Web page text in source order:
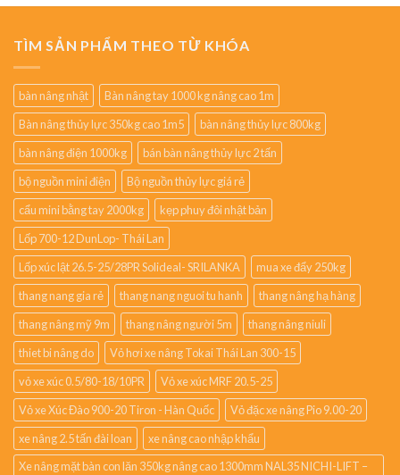
TÌM SẢN PHẨM THEO TỪ KHÓA
bàn nâng nhật
Bàn nâng tay 1000 kg nâng cao 1m
Bàn nâng thủy lực 350kg cao 1m5
bàn nâng thủy lực 800kg
bàn nâng điện 1000kg
bán bàn nâng thủy lực 2 tấn
bộ nguồn mini điện
Bộ nguồn thủy lực giá rẻ
cẩu mini bằng tay 2000kg
kẹp phuy đôi nhật bản
Lốp 700-12 DunLop- Thái Lan
Lốp xúc lật 26.5-25/28PR Solideal- SRILANKA
mua xe đẩy 250kg
thang nang gia rẻ
thang nang nguoi tu hanh
thang nâng hạ hàng
thang nâng mỹ 9m
thang nâng người 5m
thang nâng niuli
thiet bi nâng do
Vỏ hơi xe nâng Tokai Thái Lan 300-15
vỏ xe xúc 0.5/80-18/10PR
Vỏ xe xúc MRF 20.5-25
Vỏ xe Xúc Đào 900-20 Tiron - Hàn Quốc
Vỏ đặc xe nâng Pio 9.00-20
xe nâng 2.5 tấn đài loan
xe nâng cao nhập khẩu
Xe nâng mặt bàn con lăn 350kg nâng cao 1300mm NAL35 NICHI-LIFT –